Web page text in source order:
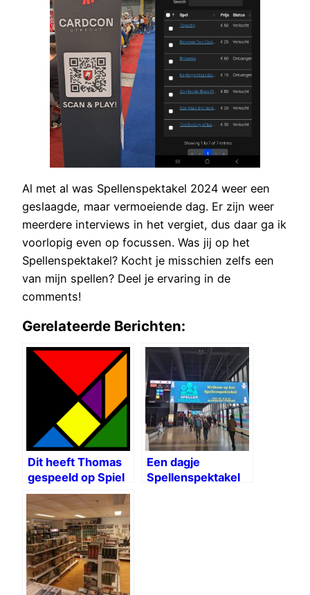
Al met al was Spellenspektakel 2024 weer een
geslaagde, maar vermoeiende dag. Er zijn weer
meerdere interviews in het vergiet, dus daar ga ik
voorlopig even op focussen. Was jij op het
Spellenspektakel? Kocht je misschien zelfs een
van mijn spellen? Deel je ervaring in de
comments!
Gerelateerde Berichten:
Dit heeft Thomas
gespeeld op Spiel
2024
Een dagje
Spellenspektakel